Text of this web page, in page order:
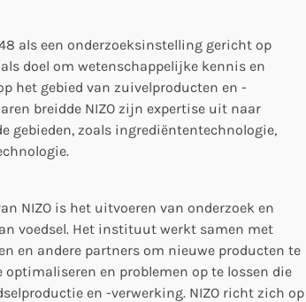
als een onderzoeksinstelling gericht op
doel om wetenschappelijke kennis en
het gebied van zuivelproducten en -
breidde NIZO zijn expertise uit naar
gebieden, zoals ingrediëntentechnologie,
NIZO is het uitvoeren van onderzoek en
voedsel. Het instituut werkt samen met
en andere partners om nieuwe producten te
en problemen op te lossen die
en -verwerking. NIZO richt zich op